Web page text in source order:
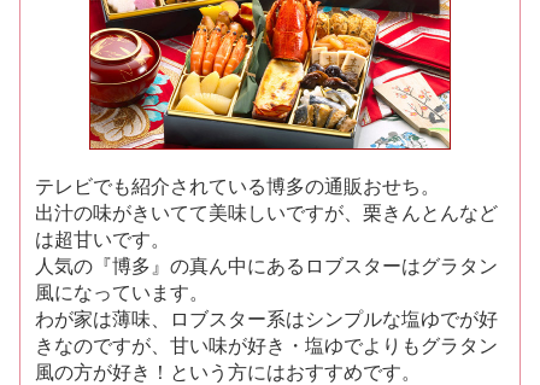
テレビでも紹介されている博多の通販おせち。
出汁の味がきいてて美味しいですが、栗きんとんなど
は超甘いです。
人気の『博多』の真ん中にあるロブスターはグラタン
風になっています。
わが家は薄味、ロブスター系はシンプルな塩ゆでが好
きなのですが、甘い味が好き・塩ゆでよりもグラタン
風の方が好き！という方にはおすすめです。